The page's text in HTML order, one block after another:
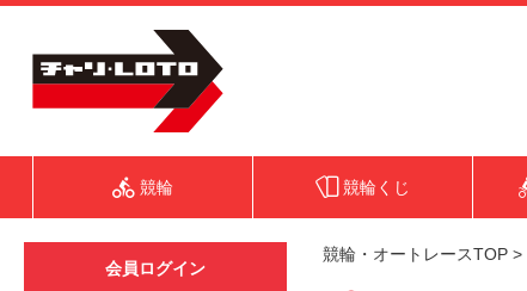
競輪 競輪くじ
会員ログイン
競輪・オートレースTOP >